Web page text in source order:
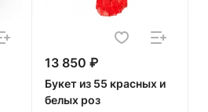
13 850 ₽
Букет из 55 красных и
белых роз